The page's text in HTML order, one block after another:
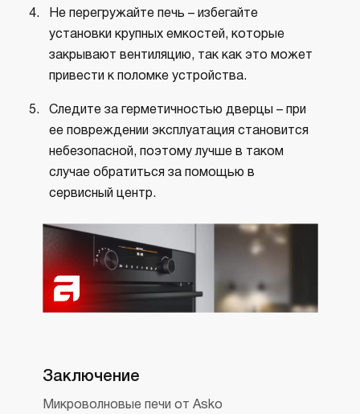
Не перегружайте печь – избегайте
установки крупных емкостей, которые
закрывают вентиляцию, так как это может
привести к поломке устройства.
Следите за герметичностью дверцы – при
ее повреждении эксплуатация становится
небезопасной, поэтому лучше в таком
случае обратиться за помощью в
сервисный центр.
Заключение
Микроволновые печи от Asko